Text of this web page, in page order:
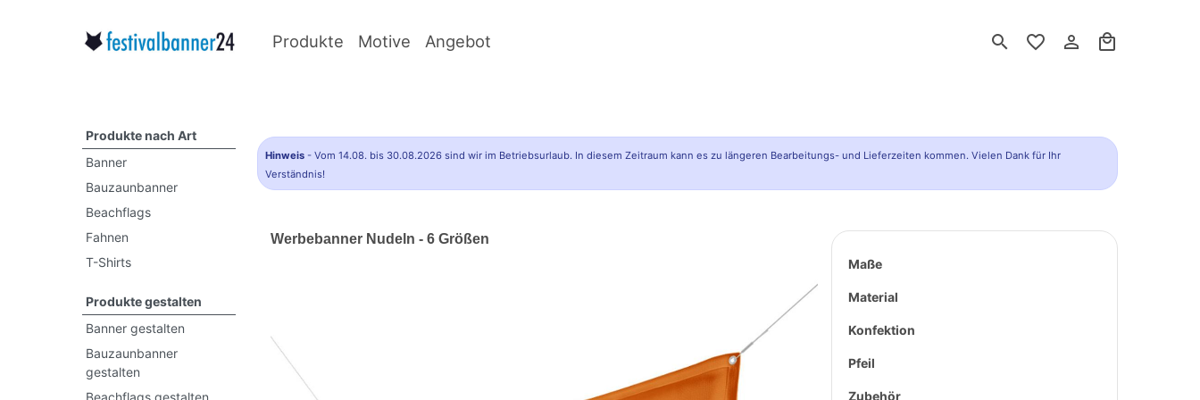
Produkte Motive Angebot search favorite_border person_outline local_mall
Produkte nach Art
Banner
Bauzaunbanner
Beachflags
Fahnen
T-Shirts
Produkte gestalten
Banner gestalten
Bauzaunbanner
gestalten
Beachflags gestalten
Hinweis - Vom 14.08. bis 30.08.2026 sind wir im Betriebsurlaub. In diesem Zeitraum kann es zu längeren Bearbeitungs- und Lieferzeiten kommen. Vielen Dank für Ihr
Verständnis!
Werbebanner Nudeln - 6 Größen
Maße
Material
Konfektion
Pfeil
Zubehör